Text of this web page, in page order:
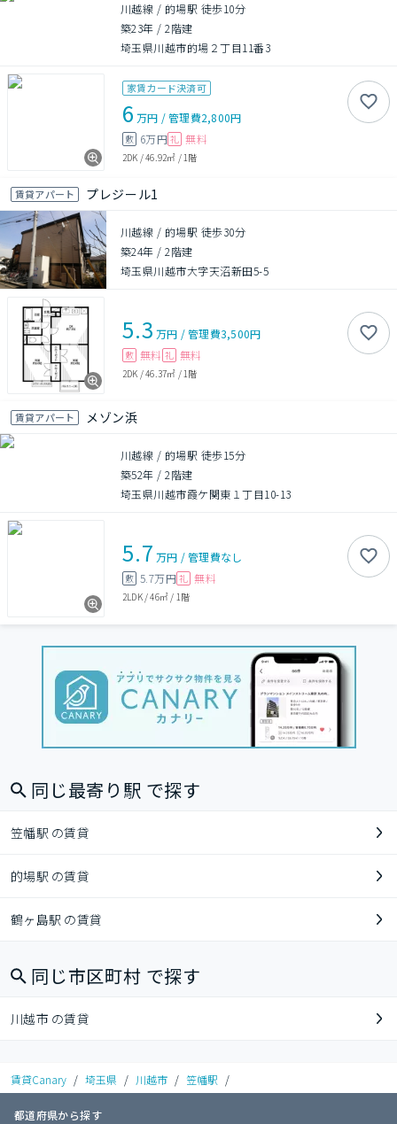
川越線 / 的場駅 徒歩10分
築23年 /2階建
埼玉県川越市的場２丁目11番3
家賃カード決済可
6 万円 /管理費2,800円
敷 6万円 礼 無料
2DK /46.92㎡ /1階
賃貸アパート プレジール1
川越線 / 的場駅 徒歩30分
築24年 /2階建
埼玉県川越市大字天沼新田5-5
5.3 万円 /管理費3,500円
敷 無料 礼 無料
2DK /46.37㎡ / 1階
賃貸アパート メゾン浜
川越線 / 的場駅 徒歩15分
築52年 /2階建
埼玉県川越市霞ケ関東１丁目10-13
5.7 万円 /管理費なし
敷 5.7万円 礼 無料
2LDK/46㎡ / 1階
同じ最寄り駅 で探す
笠幡駅 の賃貸
的場駅 の賃貸
鶴ヶ島駅 の賃貸
同じ市区町村 で探す
川越市 の賃貸
賃貸Canary / 埼玉県 / 川越市 / 笠幡駅 /
都道府県から探す